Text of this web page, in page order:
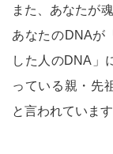
また、あなたが
あなたのDNAが
した人のDNA」
っている親・先
と言われています